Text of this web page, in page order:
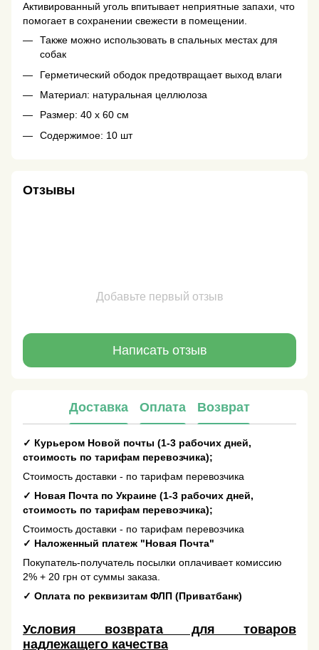
Активированный уголь впитывает неприятные запахи, что
помогает в сохранении свежести в помещении.
Также можно использовать в спальных местах для
собак
Герметический ободок предотвращает выход влаги
Материал: натуральная целлюлоза
Размер: 40 х 60 см
Содержимое: 10 шт
Отзывы
Добавьте первый отзыв
Написать отзыв
Доставка Оплата Возврат
✓ Курьером Новой почты (1-3 рабочих дней,
стоимость по тарифам перевозчика);
Стоимость доставки - по тарифам перевозчика
✓ Новая Почта по Украине (1-3 рабочих дней,
стоимость по тарифам перевозчика);
Стоимость доставки - по тарифам перевозчика
✓ Наложенный платеж "Новая Почта"
Покупатель-получатель посылки оплачивает комиссию
2% + 20 грн от суммы заказа.
✓ Оплата по реквизитам ФЛП (Приватбанк)
Условия возврата для товаров
надлежащего качества